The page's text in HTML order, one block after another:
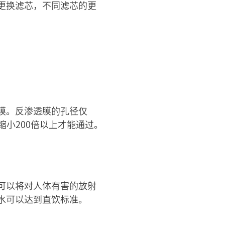
换滤芯，不同滤芯的更
。反渗透膜的孔径仅
200倍以上才能通过。
以将对人体有害的放射
以达到直饮标准。